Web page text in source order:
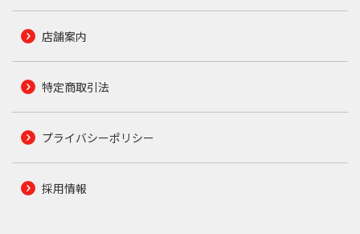
店舗案内
特定商取引法
プライバシーポリシー
採用情報